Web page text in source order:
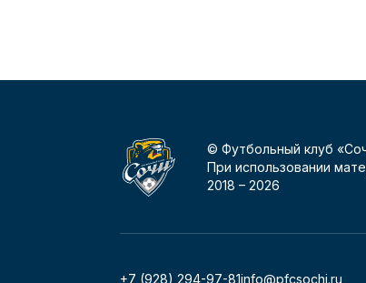
© Футбольный клуб
При использовании
2018 – 2026
+7 (928) 294-97-81info@pfcsochi.ru